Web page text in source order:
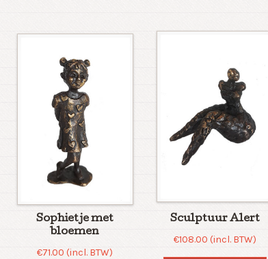
Sophietje met
bloemen
€71.00 (incl. BTW)
Sculptuur Alert
€108.00 (incl. BTW)